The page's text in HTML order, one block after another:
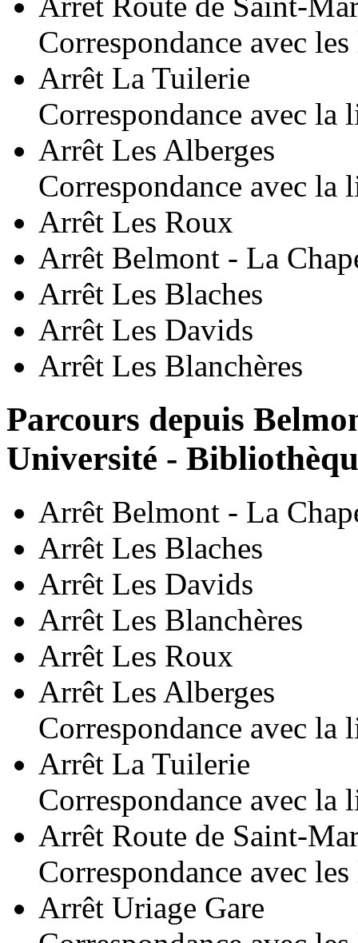
Correspondance avec
Arrêt La Tuilerie
Correspondance avec la
Arrêt Les Alberges
Correspondance avec la
Arrêt Les Roux
Arrêt Belmont - La
Arrêt Les Blaches
Arrêt Les Davids
Arrêt Les Blanchères
Parcours depuis
Université -
Arrêt Belmont - La
Arrêt Les Blaches
Arrêt Les Davids
Arrêt Les Blanchères
Arrêt Les Roux
Arrêt Les Alberges
Correspondance avec la
Arrêt La Tuilerie
Correspondance avec la
Arrêt Route de Saint-
Correspondance avec
Arrêt Uriage Gare